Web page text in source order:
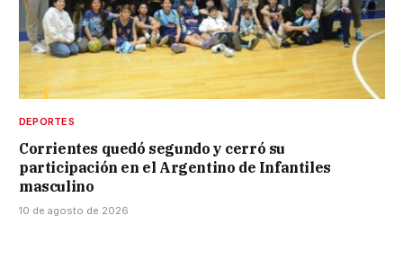
DEPORTES
Corrientes quedó segundo y cerró su
participación en el Argentino de Infantiles
masculino
10 de agosto de 2026